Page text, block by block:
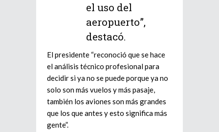
el uso del
aeropuerto”,
destacó.
El presidente “reconoció que se hace
el análisis técnico profesional para
decidir si ya no se puede porque ya no
solo son más vuelos y más pasaje,
también los aviones son más grandes
que los que antes y esto significa más
gente”.